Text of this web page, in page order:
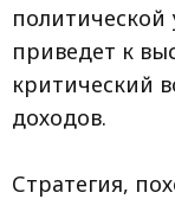
политической
приведет к
критический
доходов.
Стратегия,